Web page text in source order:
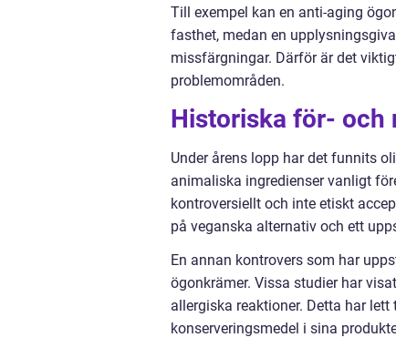
Till exempel kan en anti-aging
fasthet, medan en
missfärgningar. Därför är det
problemområden.
Historiska för- och
Under årens lopp har det funnits
animaliska ingredienser vanligt
kontroversiellt och inte etiskt
på veganska alternativ och ett
En annan kontrovers som har
ögonkrämer. Vissa studier har
allergiska reaktioner. Detta har
konserveringsmedel i sina